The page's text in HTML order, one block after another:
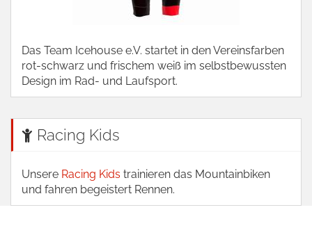
Das Team Icehouse e.V. startet in den Vereinsfarben
rot-schwarz und frischem weiß im selbstbewussten
Design im Rad- und Laufsport.
Racing Kids
Unsere Racing Kids trainieren das Mountainbiken
und fahren begeistert Rennen.